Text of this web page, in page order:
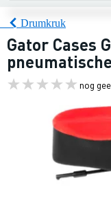
Drumkruk
Gator Cases
nog